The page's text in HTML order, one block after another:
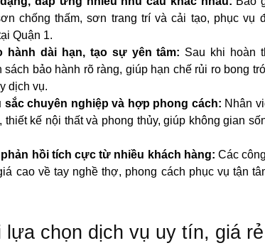
chống thấm, sơn trang trí và cải tạo, phục vụ
Quận 1.
hành dài hạn, tạo sự yên tâm: Sau khi hoàn
bảo hành rõ ràng, giúp hạn chế rủi ro bong
dịch vụ.
sắc chuyên nghiệp và hợp phong cách: Nhân
thiết kế nội thất và phong thủy, giúp không gian
hồi tích cực từ nhiều khách hàng: Các
cao về tay nghề thợ, phong cách phục vụ tận
lựa chọn dịch vụ uy tín, giá